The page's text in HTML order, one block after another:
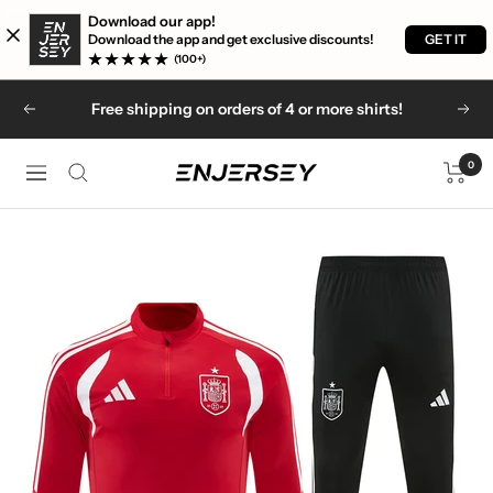
Download our app!
Download the app and get exclusive discounts!
(100+)
GET IT
Previous Free shipping on orders of 4 or more shirts! Next
Navigation Enjersey 0